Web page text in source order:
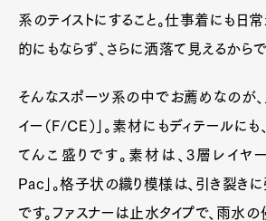
系のテイストにすること。仕事着にも日
的にもならず、さらに洒落て見えるからで
そんなスポーツ系の中でお薦めなのが
イー（F/CE）」。素材にもディテールに
てんこ盛りです。素材は、3層レイヤ
Pac」。格子状の織り模様は、引き裂き
です。ファスナーは止水タイプで、雨水の